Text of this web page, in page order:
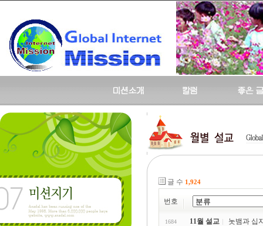
글 수 1,924
번호
1684 11월 설교 놋뱀과 십